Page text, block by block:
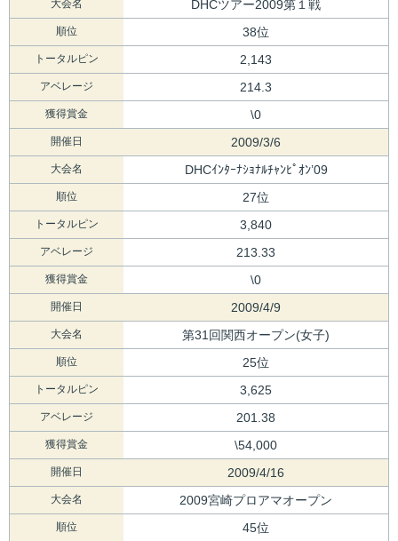
大会名 DHCツアー2009第１戦
順位 38位
トータルピン 2,143
アベレージ 214.3
獲得賞金 \0
開催日 2009/3/6
大会名 DHCｲﾝﾀｰﾅｼｮﾅﾙﾁｬﾝﾋﾟｵﾝ’09
順位 27位
トータルピン 3,840
アベレージ 213.33
獲得賞金 \0
開催日 2009/4/9
大会名 第31回関西オープン(女子)
順位 25位
トータルピン 3,625
アベレージ 201.38
獲得賞金 \54,000
開催日 2009/4/16
大会名 2009宮崎プロアマオープン
順位 45位